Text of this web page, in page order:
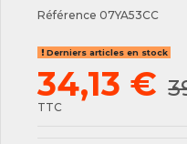
Référence 07YA53CC
Derniers articles en stock
34,13 €
TTC